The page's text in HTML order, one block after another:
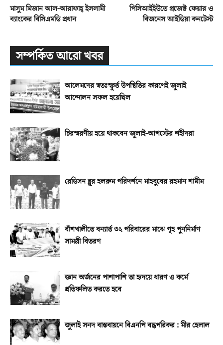
মাসুম মিজান আল-আরাফাহ্‌ ইসলামী
ব্যাংকের বিসিএমডি প্রধান
পিসিআইইউতে প্রজেক্ট ফেয়ার ও
বিজনেস আইডিয়া কনটেস্ট
সম্পর্কিত আরো খবর
আলেমদের স্বতঃস্ফূর্ত উপস্থিতির কারণেই জুলাই
আন্দোলন সফল হয়েছিল
চিরস্মরণীয় হয়ে থাকবেন জুলাই-আগস্টের শহীদরা
রেডিসন ব্লুর হলরুম পরিদর্শনে মাহবুবের রহমান শামীম
বাঁশখালীতে বন্যার্ত ৩২ পরিবারের মাঝে গৃহ পুননির্মাণ
সামগ্রী বিতরণ
জ্ঞান অর্জনের পাশাপাশি তা হৃদয়ে ধারণ ও কর্মে
প্রতিফলিত করতে হবে
জুলাই সনদ বাস্তবায়নে বিএনপি বদ্ধপরিকর : মীর হেলাল